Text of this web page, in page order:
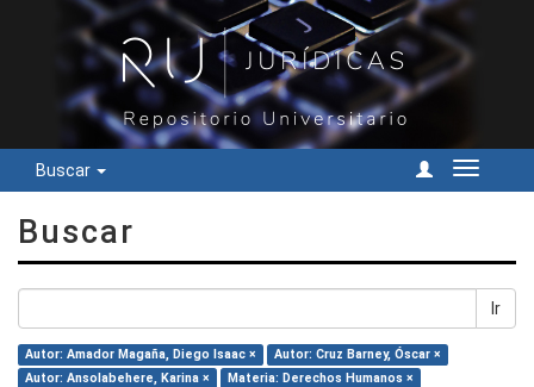
Buscar
Cambiar
Buscar
Ir
Autor: Amador Magaña, Diego Isaac ×
Autor: Cruz Barney, Óscar ×
Autor: Ansolabehere, Karina ×
Materia: Derechos Humanos ×